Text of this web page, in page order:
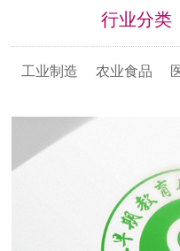
行业分类
工业制造 农业食品
吉林早期教